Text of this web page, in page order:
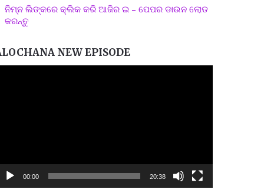
ନିମ୍ନ ଲିଙ୍କରେ କ୍ଲିକ କରି ଆଜିର ଇ – ପେପର ଡାଉନ ଲୋଡ
କରନ୍ତୁ
NEW EPISODE
00:00 20:38